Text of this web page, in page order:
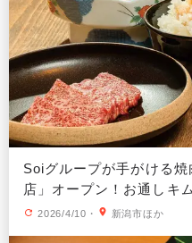
Soiグループが手がける
店」オープン！お通しキ
2026/4/10 ・ 新潟市ほか